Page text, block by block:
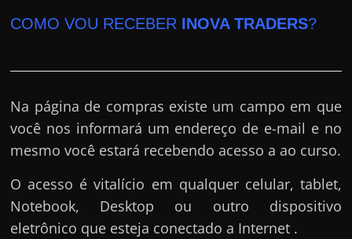
COMO VOU RECEBER INOVA TRADERS?
Na página de compras existe um campo em que
você nos informará um endereço de e-mail e no
mesmo você estará recebendo acesso a ao curso.
O acesso é vitalício em qualquer celular, tablet,
Notebook, Desktop ou outro dispositivo
eletrônico que esteja conectado a Internet .